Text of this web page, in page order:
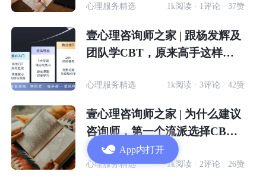
心理服务精选 1k阅读 · 1评论 · 37赞
壹心理咨询师之家 | 跟杨发辉及
团队学CBT，原来高手这样做
心理服务精选 1k阅读 · 3评论 · 42赞
壹心理咨询师之家 | 为什么建议
咨询师，第一个流派选择CB
T？
心理服务精选 1k阅读 · 2评论 · 26赞
App内打开